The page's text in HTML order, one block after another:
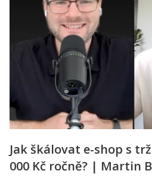
Jak škálovat e-shop s
000 Kč ročně? | Martin